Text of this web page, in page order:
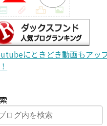
にときどき動画もアッ